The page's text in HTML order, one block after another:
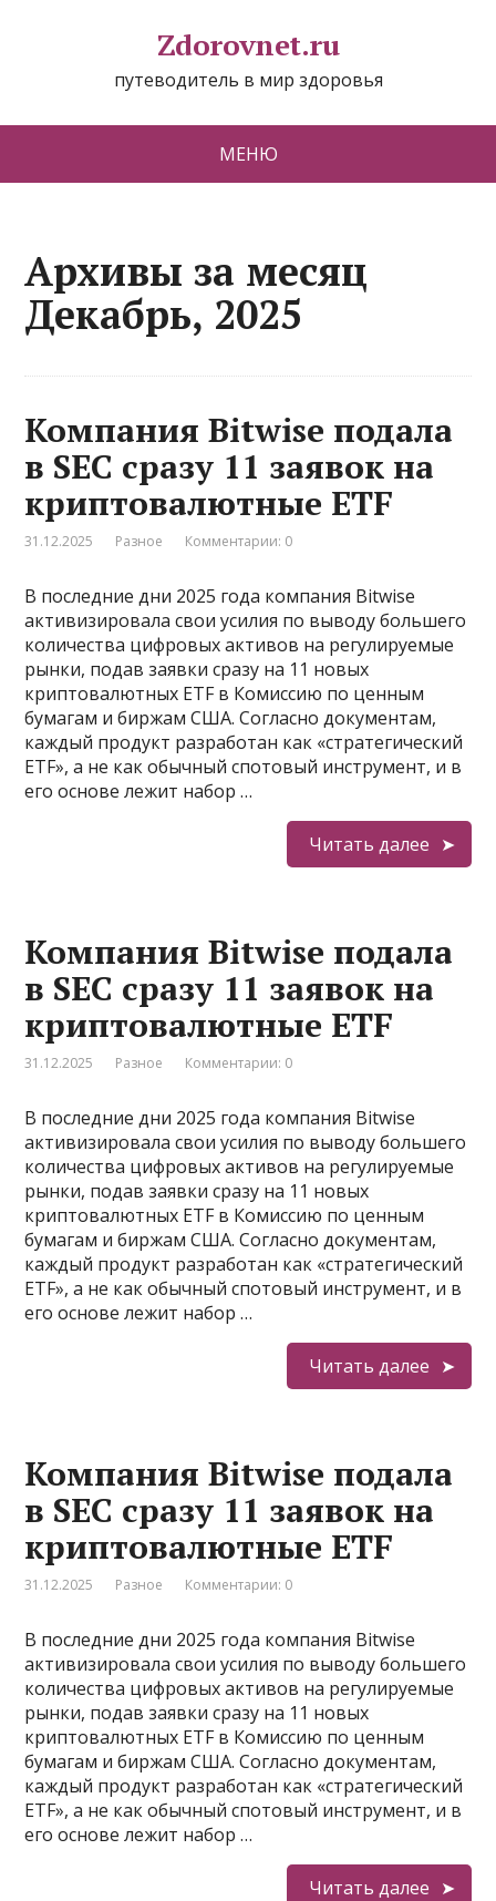
Zdorovnet.ru
путеводитель в мир здоровья
МЕНЮ
Архивы за месяц
Декабрь, 2025
Компания Bitwise подала
в SEC сразу 11 заявок на
криптовалютные ETF
31.12.2025 Разное Комментарии: 0
В последние дни 2025 года компания Bitwise
активизировала свои усилия по выводу большего
количества цифровых активов на регулируемые
рынки, подав заявки сразу на 11 новых
криптовалютных ETF в Комиссию по ценным
бумагам и биржам США. Согласно документам,
каждый продукт разработан как «стратегический
ETF», а не как обычный спотовый инструмент, и в
его основе лежит набор …
Читать далее
Компания Bitwise подала
в SEC сразу 11 заявок на
криптовалютные ETF
31.12.2025 Разное Комментарии: 0
В последние дни 2025 года компания Bitwise
активизировала свои усилия по выводу большего
количества цифровых активов на регулируемые
рынки, подав заявки сразу на 11 новых
криптовалютных ETF в Комиссию по ценным
бумагам и биржам США. Согласно документам,
каждый продукт разработан как «стратегический
ETF», а не как обычный спотовый инструмент, и в
его основе лежит набор …
Читать далее
Компания Bitwise подала
в SEC сразу 11 заявок на
криптовалютные ETF
31.12.2025 Разное Комментарии: 0
В последние дни 2025 года компания Bitwise
активизировала свои усилия по выводу большего
количества цифровых активов на регулируемые
рынки, подав заявки сразу на 11 новых
криптовалютных ETF в Комиссию по ценным
бумагам и биржам США. Согласно документам,
каждый продукт разработан как «стратегический
ETF», а не как обычный спотовый инструмент, и в
его основе лежит набор …
Читать далее